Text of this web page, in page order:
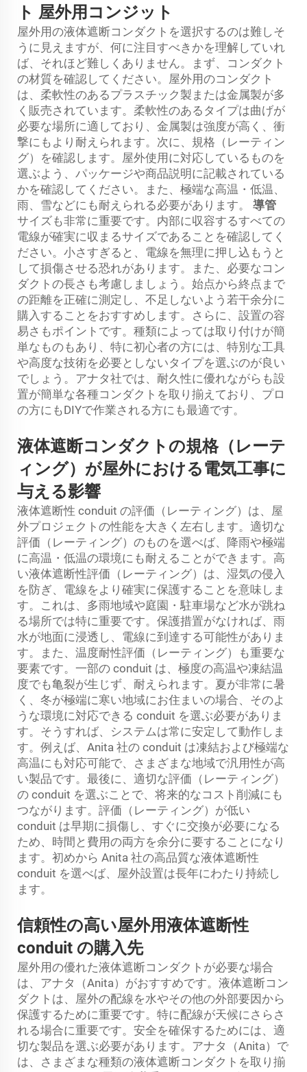
ト 屋外用コンジット
屋外用の液体遮断コンダクトを選択するのは難しそ
うに見えますが、何に注目すべきかを理解していれ
ば、それほど難しくありません。まず、コンダクト
の材質を確認してください。屋外用のコンダクト
は、柔軟性のあるプラスチック製または金属製が多
く販売されています。柔軟性のあるタイプは曲げが
必要な場所に適しており、金属製は強度が高く、衝
撃にもより耐えられます。次に、規格（レーティン
グ）を確認します。屋外使用に対応しているものを
選ぶよう、パッケージや商品説明に記載されている
かを確認してください。また、極端な高温・低温、
雨、雪などにも耐えられる必要があります。 導管
サイズも非常に重要です。内部に収容するすべての
電線が確実に収まるサイズであることを確認してく
ださい。小さすぎると、電線を無理に押し込もうと
して損傷させる恐れがあります。また、必要なコン
ダクトの長さも考慮しましょう。始点から終点まで
の距離を正確に測定し、不足しないよう若干余分に
購入することをおすすめします。さらに、設置の容
易さもポイントです。種類によっては取り付けが簡
単なものもあり、特に初心者の方には、特別な工具
や高度な技術を必要としないタイプを選ぶのが良い
でしょう。アナタ社では、耐久性に優れながらも設
置が簡単な各種コンダクトを取り揃えており、プロ
の方にもDIYで作業される方にも最適です。
液体遮断コンダクトの規格（レーテ
ィング）が屋外における電気工事に
与える影響
液体遮断性 conduit の評価（レーティング）は、屋
外プロジェクトの性能を大きく左右します。適切な
評価（レーティング）のものを選べば、降雨や極端
に高温・低温の環境にも耐えることができます。高
い液体遮断性評価（レーティング）は、湿気の侵入
を防ぎ、電線をより確実に保護することを意味しま
す。これは、多雨地域や庭園・駐車場など水が跳ね
る場所では特に重要です。保護措置がなければ、雨
水が地面に浸透し、電線に到達する可能性がありま
す。また、温度耐性評価（レーティング）も重要な
要素です。一部の conduit は、極度の高温や凍結温
度でも亀裂が生じず、耐えられます。夏が非常に暑
く、冬が極端に寒い地域にお住まいの場合、そのよ
うな環境に対応できる conduit を選ぶ必要がありま
す。そうすれば、システムは常に安定して動作しま
す。例えば、Anita 社の conduit は凍結および極端な
高温にも対応可能で、さまざまな地域で汎用性が高
い製品です。最後に、適切な評価（レーティング）
の conduit を選ぶことで、将来的なコスト削減にも
つながります。評価（レーティング）が低い
conduit は早期に損傷し、すぐに交換が必要になる
ため、時間と費用の両方を余分に要することになり
ます。初めから Anita 社の高品質な液体遮断性
conduit を選べば、屋外設置は長年にわたり持続し
ます。
信頼性の高い屋外用液体遮断性
conduit の購入先
屋外用の優れた液体遮断コンダクトが必要な場合
は、アナタ（Anita）がおすすめです。液体遮断コン
ダクトは、屋外の配線を水やその他の外部要因から
保護するために重要です。特に配線が天候にさらさ
れる場合に重要です。安全を確保するためには、適
切な製品を選ぶ必要があります。アナタ（Anita）で
は、さまざまな種類の液体遮断コンダクトを取り揃